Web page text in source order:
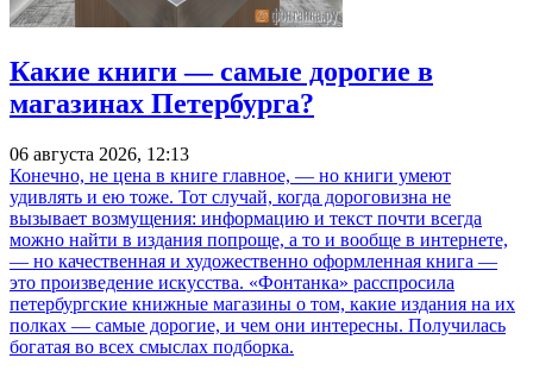
Какие книги — самые дорогие в
магазинах Петербурга?
06 августа 2026, 12:13
Конечно, не цена в книге главное, — но книги умеют
удивлять и ею тоже. Тот случай, когда дороговизна не
вызывает возмущения: информацию и текст почти всегда
можно найти в издания попроще, а то и вообще в интернете,
— но качественная и художественно оформленная книга —
это произведение искусства. «Фонтанка» расспросила
петербургские книжные магазины о том, какие издания на их
полках — самые дорогие, и чем они интересны. Получилась
богатая во всех смыслах подборка.